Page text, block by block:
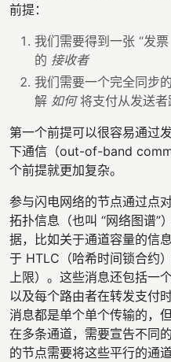
前提：
我们需要得到一张 “发
的 接收者
我们需要一个完全同步
解 如何将支付从发送者
第一个前提可以很容易通过
下通信（out-of-band
个前提就更加复杂。
参与闪电网络的节点通过点
拓扑信息（也叫 “网络图谱”
据，比如关于通道容量的信
于 HTLC（哈希时间锁合约
上限）。这些消息还包括一
以及每个路由者在转发支付
消息都是单个单个传输的，
在多条通道，需要宣告不同
的节点需要将这些平行的通